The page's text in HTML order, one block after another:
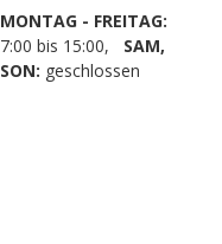
MONTAG - FREITAG:
7:00 bis 15:00, SAM,
SON: geschlossen